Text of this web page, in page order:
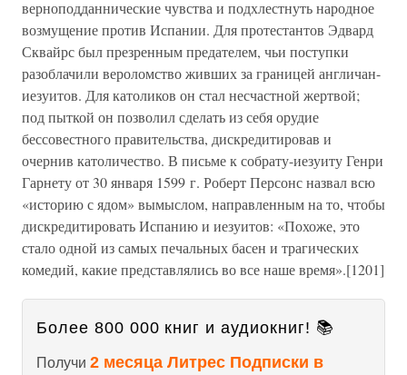
верноподданнические чувства и подхлестнуть народное
возмущение против Испании. Для протестантов Эдвард
Сквайрс был презренным предателем, чьи поступки
разоблачили вероломство живших за границей англичан-
иезуитов. Для католиков он стал несчастной жертвой;
под пыткой он позволил сделать из себя орудие
бессовестного правительства, дискредитировав и
очернив католичество. В письме к собрату-иезуиту Генри
Гарнету от 30 января 1599 г. Роберт Персонс назвал всю
«историю с ядом» вымыслом, направленным на то, чтобы
дискредитировать Испанию и иезуитов: «Похоже, это
стало одной из самых печальных басен и трагических
комедий, какие представлялись во все наше время».[1201]
Более 800 000 книг и аудиокниг! 📚
Получи 2 месяца Литрес Подписки в